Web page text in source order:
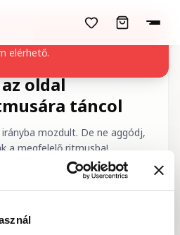
elérhető.
az oldal
táncol
mozdult. De ne aggódj,
a megfelelő ritmusba!